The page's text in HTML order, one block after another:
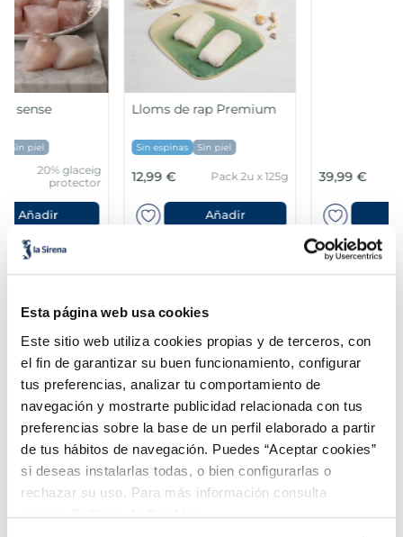
Esta página web usa cookies
Este sitio web utiliza cookies propias y de terceros, con
el fin de garantizar su buen funcionamiento, configurar
tus preferencias, analizar tu comportamiento de
navegación y mostrarte publicidad relacionada con tus
preferencias sobre la base de un perfil elaborado a partir
de tus hábitos de navegación. Puedes “Aceptar cookies”
si deseas instalarlas todas, o bien configurarlas o
rechazar su uso. Para más información consulta
nuestraPolítica de Cookies.
Lloms de rap Premium
Sin espinas
12,99 € Pack 2u x 125g
Añadir
39,99 €
Segunda Piel
175 g.
Añadir
Combina-ho i fes un menú de 10!